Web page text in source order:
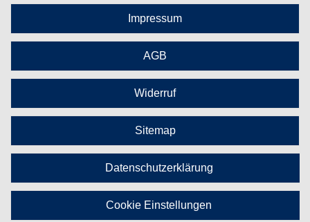
Impressum
AGB
Widerruf
Sitemap
Datenschutzerklärung
Cookie Einstellungen